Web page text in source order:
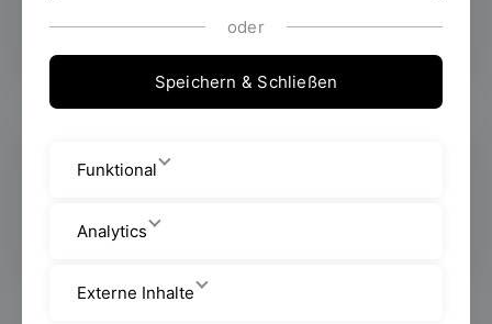
oder
Speichern & Schließen
Funktional
Analytics
Externe Inhalte